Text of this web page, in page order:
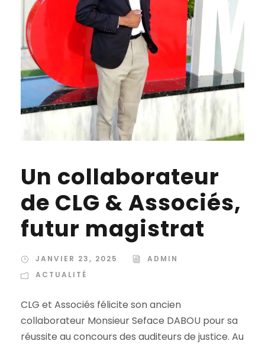
Un collaborateur
de CLG & Associés,
futur magistrat
JANVIER 23, 2025
ADMIN
ACTUALITÉ
CLG et Associés félicite son ancien
collaborateur Monsieur Seface DABOU pour sa
réussite au concours des auditeurs de justice. Au